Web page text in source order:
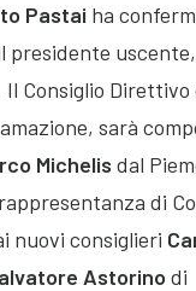
Pastai ha
presidente uscente,
Il Consiglio
sarà
Michelis dal
di
nuovi consiglieri
Astorino di